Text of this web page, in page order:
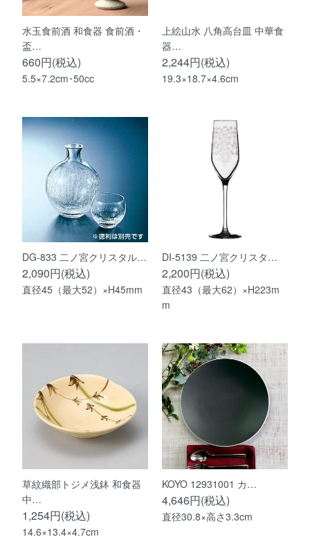
水玉食前酒 和食器 食前酒・
盃…
660円(税込)
5.5×7.2cm･50cc
上絵山水 八角高台皿 中華食
器…
2,244円(税込)
19.3×18.7×4.6cm
DG-833 二ノ宮クリスタル…
2,090円(税込)
直径45（最大52）×H45mm
DI-5139 二ノ宮クリスタ…
2,200円(税込)
直径43（最大62）×H223m
m
草紋織部トジメ浅鉢 和食器
中…
1,254円(税込)
14.6×13.4×4.7cm
KOYO 12931001 カ…
4,646円(税込)
直径30.8×高さ3.3cm